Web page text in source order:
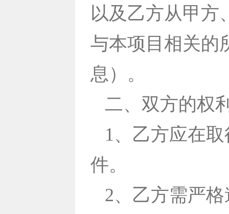
以及乙方从甲方
与本项目相关的
息）。
二、双方的权
1、乙方应在
件。
2、乙方需严